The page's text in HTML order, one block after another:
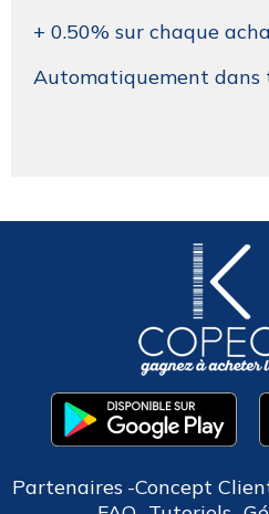
+ 0.50% sur chaque
Automatiquement
Partenaires Concept